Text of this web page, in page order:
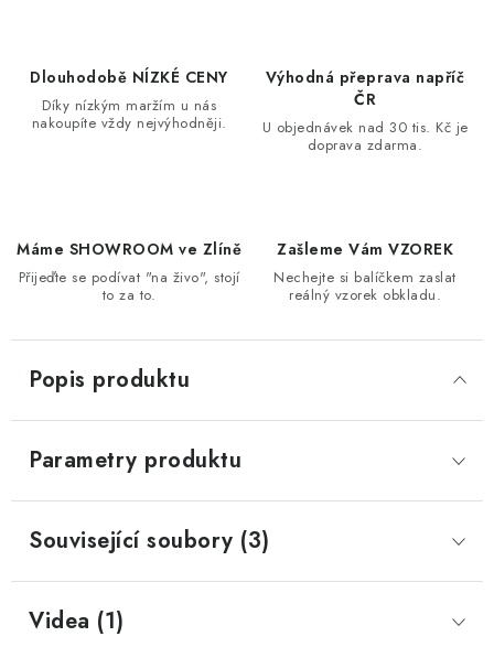
Dlouhodobě NÍZKÉ CENY
Díky nízkým maržím u nás
nakoupíte vždy nejvýhodněji.
Výhodná přeprava napříč
ČR
U objednávek nad 30 tis. Kč je
doprava zdarma.
Máme SHOWROOM ve Zlíně
Přijeďte se podívat "na živo", stojí
to za to.
Zašleme Vám VZOREK
Nechejte si balíčkem zaslat
reálný vzorek obkladu.
Popis produktu
Parametry produktu
Související soubory (3)
Videa (1)